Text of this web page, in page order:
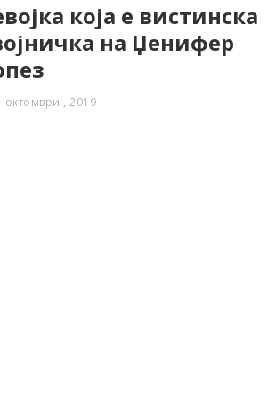
која е вистинска
на Џенифер
октомври , 2019